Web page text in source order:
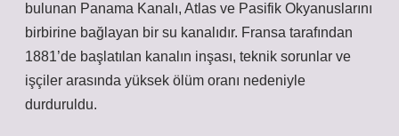
bulunan Panama Kanalı, Atlas ve Pasifik Okyanuslarını
birbirine bağlayan bir su kanalıdır. Fransa tarafından
1881’de başlatılan kanalın inşası, teknik sorunlar ve
işçiler arasında yüksek ölüm oranı nedeniyle
durduruldu.